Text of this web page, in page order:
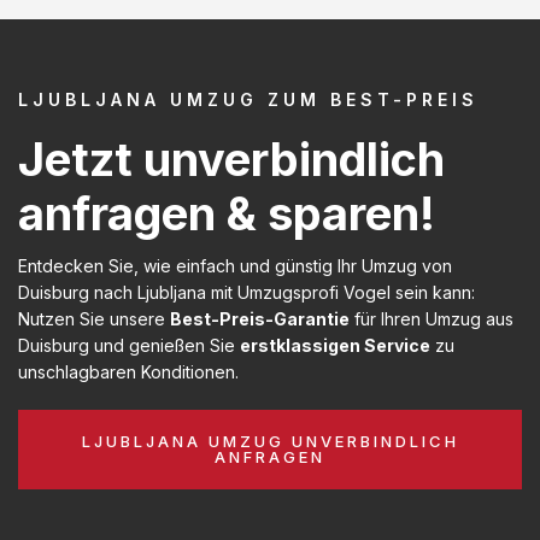
LJUBLJANA UMZUG ZUM BEST-PREIS
Jetzt unverbindlich
anfragen & sparen!
Entdecken Sie, wie einfach und günstig Ihr Umzug von
Duisburg nach Ljubljana mit Umzugsprofi Vogel sein kann:
Nutzen Sie unsere Best-Preis-Garantie für Ihren Umzug aus
Duisburg und genießen Sie erstklassigen Service zu
unschlagbaren Konditionen.
LJUBLJANA UMZUG UNVERBINDLICH
ANFRAGEN